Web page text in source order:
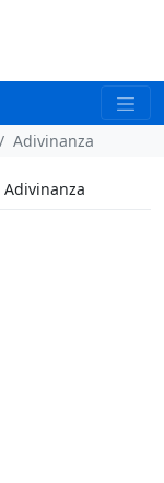
Adivinanza
Adivinanza